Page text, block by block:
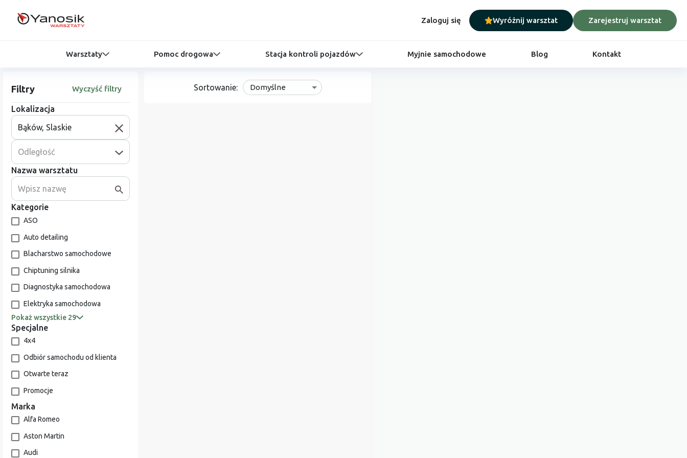
Zaloguj się Wyróżnij warsztat Zarejestruj warsztat
Warsztaty Pomoc drogowa Stacja kontroli pojazdów Myjnie samochodowe Blog Kontakt
Filtry Wyczyść filtry
Lokalizacja
Odległość
Nazwa warsztatu
Kategorie
ASO
Auto detailing
Blacharstwo samochodowe
Chiptuning silnika
Diagnostyka samochodowa
Elektryka samochodowa
Pokaż wszystkie 29
Specjalne
4x4
Odbiór samochodu od klienta
Otwarte teraz
Promocje
Marka
Alfa Romeo
Aston Martin
Audi
Sortowanie: Domyślne